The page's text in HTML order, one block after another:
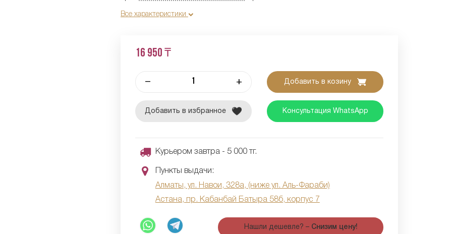
Все характеристики
16 950 ₸
– + Добавить в козину
Добавить в избранное Консультация WhatsApp
Курьером завтра - 5 000 тг.
Пункты выдачи:
Алматы, ул. Навои, 328а, (ниже ул. Аль-Фараби)
Астана, пр. Кабанбай Батыра 58б, корпус 7
Нашли дешевле? – Снизим цену!